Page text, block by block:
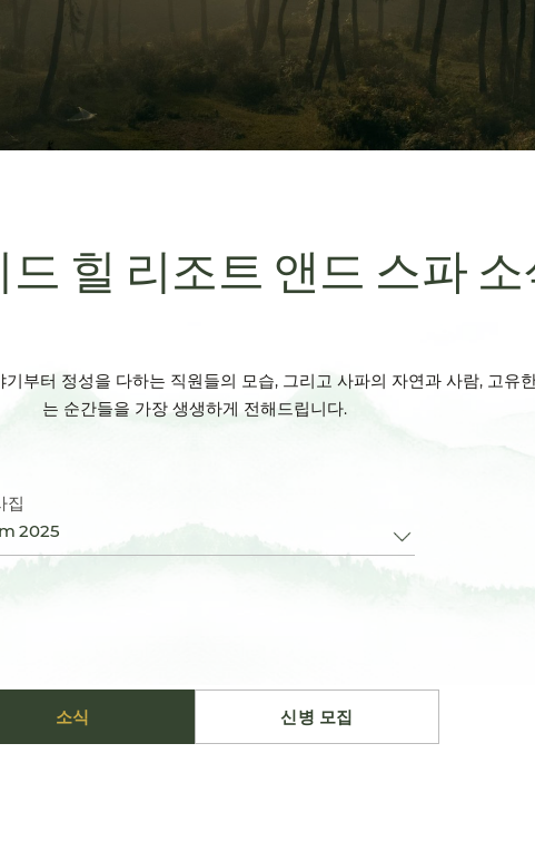
힐 리조트 앤드 스파 소
부터 정성을 다하는 직원들의 모습, 그리고 사파의 자연과 사람, 고유
는 순간들을 가장 생생하게 전해드립니다.
집
2025
소식 신병 모집